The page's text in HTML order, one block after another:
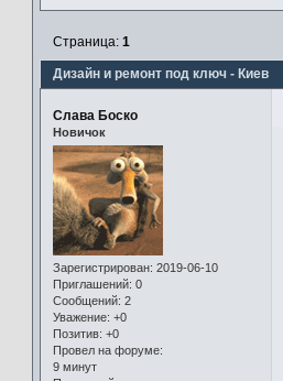
Дизайн и ремонт под ключ - Киев
Страница: 1
Слава Боско
Новичок
Зарегистрирован: 2019-06-10
Приглашений: 0
Сообщений: 2
Уважение: +0
Позитив: +0
Провел на форуме:
9 минут